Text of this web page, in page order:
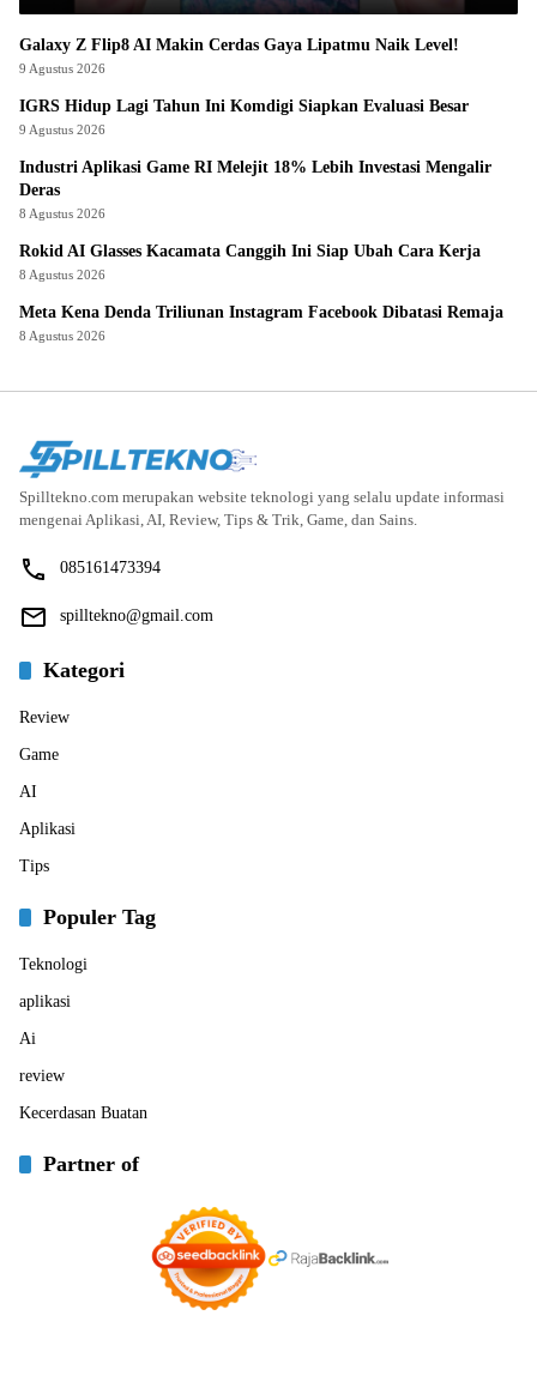
Galaxy Z Flip8 AI Makin Cerdas Gaya Lipatmu Naik Level!
9 Agustus 2026
IGRS Hidup Lagi Tahun Ini Komdigi Siapkan Evaluasi Besar
9 Agustus 2026
Industri Aplikasi Game RI Melejit 18% Lebih Investasi Mengalir
Deras
8 Agustus 2026
Rokid AI Glasses Kacamata Canggih Ini Siap Ubah Cara Kerja
8 Agustus 2026
Meta Kena Denda Triliunan Instagram Facebook Dibatasi Remaja
8 Agustus 2026
Spilltekno.com merupakan website teknologi yang selalu update informasi
mengenai Aplikasi, AI, Review, Tips & Trik, Game, dan Sains.
085161473394
spilltekno@gmail.com
Kategori
Review
Game
AI
Aplikasi
Tips
Populer Tag
Teknologi
aplikasi
Ai
review
Kecerdasan Buatan
Partner of